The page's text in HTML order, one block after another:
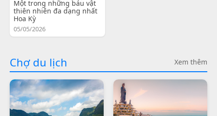
Một trong những báu vật
thiên nhiên đa dạng nhất
Hoa Kỳ
05/05/2026
Chợ du lịch Xem thêm